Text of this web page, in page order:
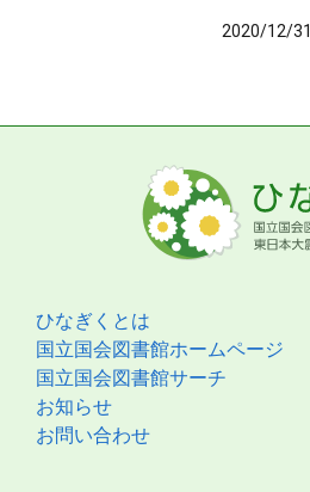
2020/12/31
ひなぎくとは
国立国会図書館ホームページ
国立国会図書館サーチ
お知らせ
お問い合わせ